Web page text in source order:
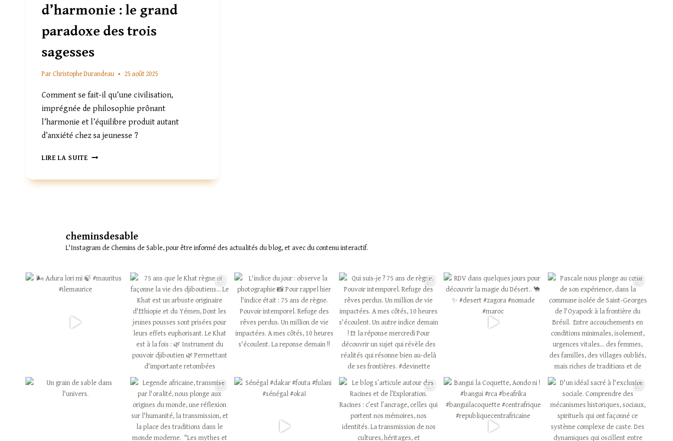
d’harmonie : le grand
paradoxe des trois
sagesses
Par Christophe Durandeau 25 août 2025
Comment se fait-il qu’une civilisation,
imprégnée de philosophie prônant
l’harmonie et l’équilibre produit autant
d’anxiété chez sa jeunesse ?
LIRE LA SUITEJEUNES
QUÊTE
PARADOXE
DES
cheminsdesable
L'Instagram de Chemins de Sable, pour être informé des actualités du blog, et avec du contenu interactif.